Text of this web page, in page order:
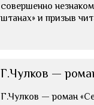
совершенно
штанах» и призыв
Г.Чулков —
Г.Чулков — роман